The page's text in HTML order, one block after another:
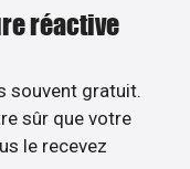
réactive
souvent gratuit.
sûr que votre
le recevez